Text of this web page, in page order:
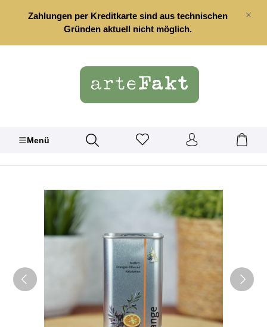
springen
Zahlungen per Kreditkarte sind aus technischen
Gründen aktuell nicht möglich.
Menü
Bildergalerie überspringen